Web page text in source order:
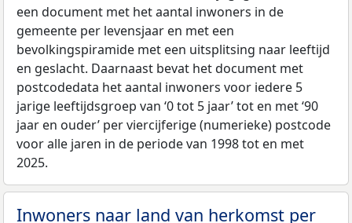
een document met het aantal inwoners in de
gemeente per levensjaar en met een
bevolkingspiramide met een uitsplitsing naar leeftijd
en geslacht. Daarnaast bevat het document met
postcodedata het aantal inwoners voor iedere 5
jarige leeftijdsgroep van ‘0 tot 5 jaar’ tot en met ‘90
jaar en ouder’ per viercijferige (numerieke) postcode
voor alle jaren in de periode van 1998 tot en met
2025.
Inwoners naar land van herkomst per